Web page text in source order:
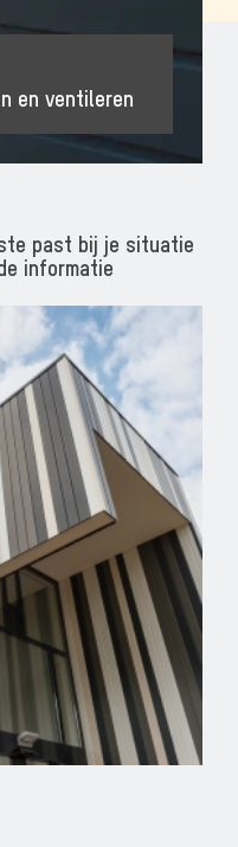
en ventileren
past bij je situatie
informatie